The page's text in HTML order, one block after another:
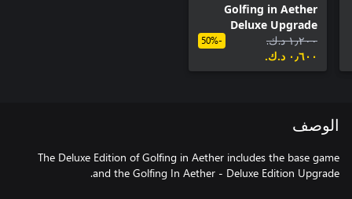
Golfing in Aether
Deluxe Upgrade
١٫٢٠٠ د.ك.‏
٠٫٦٠٠ د.ك.‏
-50%
الوصف
The Deluxe Edition of Golfing in Aether includes the base game